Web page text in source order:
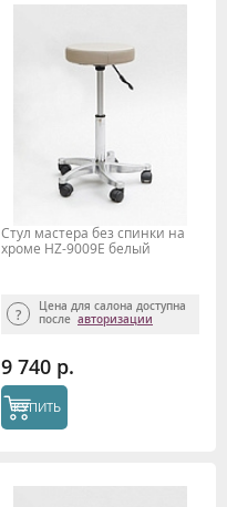
Стул мастера без спинки на
хроме HZ-9009Е белый
Цена для салона доступна
после авторизации
9 740 р.
КУПИТЬ